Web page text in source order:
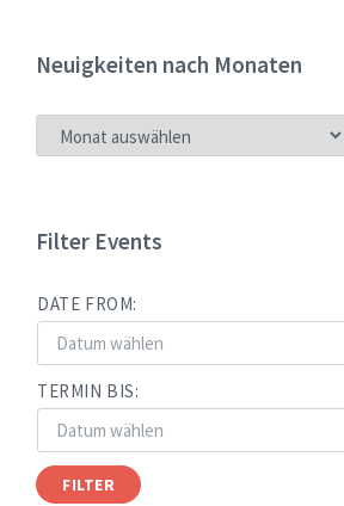
Neuigkeiten nach Monaten
NEUIGKEITEN
NACH
Filter Events
DATE FROM:
TERMIN BIS:
FILTER